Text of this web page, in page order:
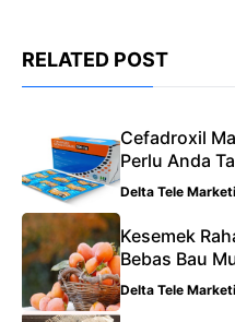
RELATED POST
Cefadroxil
Perlu Anda
Delta Tele
Kesemek
Bebas Bau
Delta Tele